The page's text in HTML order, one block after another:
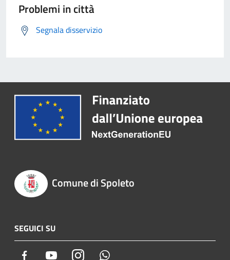
Problemi in città
Segnala disservizio
Comune di Spoleto
SEGUICI SU
Facebook YoutubeInstagram